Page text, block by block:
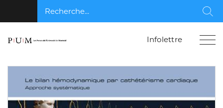
Recherche...
Infolettre